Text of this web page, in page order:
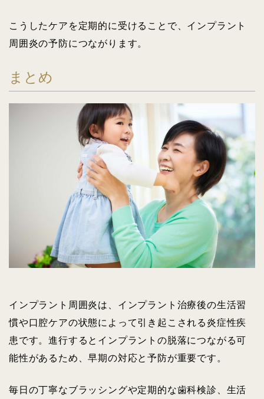
こうしたケアを定期的に受けることで、インプラント
周囲炎の予防につながります。
まとめ
インプラント周囲炎は、インプラント治療後の生活習
慣や口腔ケアの状態によって引き起こされる炎症性疾
患です。進行するとインプラントの脱落につながる可
能性があるため、早期の対応と予防が重要です。
毎日の丁寧なブラッシングや定期的な歯科検診、生活